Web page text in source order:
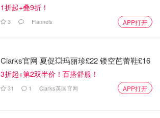
1折起+叠9折！
3 Flannels APP打开
Clarks官网 夏促💥玛丽珍£22 镂空芭蕾鞋£16
3折起+第2双半价！百搭舒服！
31 1 Clarks英国官网 APP打开